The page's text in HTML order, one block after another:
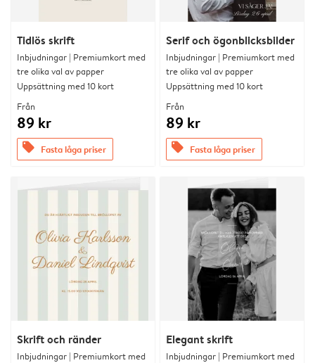
Tidlös skrift
Inbjudningar | Premiumkort med
tre olika val av papper
Uppsättning med 10 kort
Från
89 kr
offers Fasta låga priser
Serif och ögonblicksbilder
Inbjudningar | Premiumkort med
tre olika val av papper
Uppsättning med 10 kort
Från
89 kr
offers Fasta låga priser
Skrift och ränder
Inbjudningar | Premiumkort med
Elegant skrift
Inbjudningar | Premiumkort med